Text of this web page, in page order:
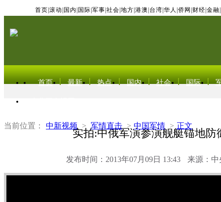
首页 滚动 国内 国际 军事 社会 地方 港澳 台湾 华人 侨网 财经 金融
首页 最新 热点 国内 社会 国际
当前位置： 中新视频 > 军情直击 > 中国军情 > 正文
实拍:中俄军演参演舰艇锚地防
发布时间：2013年07月09日 13:43 来源：中